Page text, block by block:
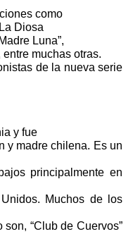
como
Diosa
Luna”,
entre muchas otras.
de la nueva serie
y fue
y madre chilena. Es un
principalmente en
Muchos de los
“Club de Cuervos”